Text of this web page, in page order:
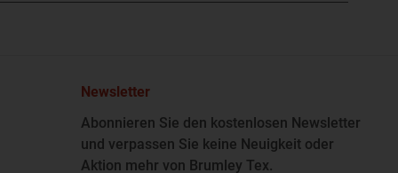
Newsletter
Abonnieren Sie den kostenlosen Newsletter
und verpassen Sie keine Neuigkeit oder
Aktion mehr von Brumley Tex.